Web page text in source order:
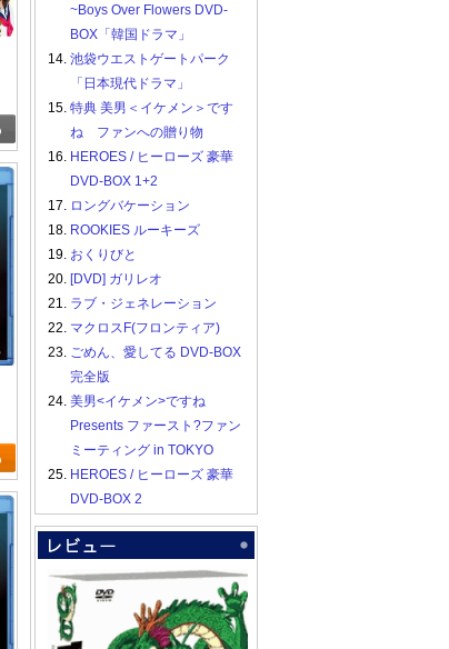
~Boys Over Flowers DVD-
BOX「韓国ドラマ」
14. 池袋ウエストゲートパーク
「日本現代ドラマ」
15. 特典 美男＜イケメン＞です
ね ファンへの贈り物
16. HEROES / ヒーローズ 豪華
DVD-BOX 1+2
17. ロングバケーション
18. ROOKIES ルーキーズ
19. おくりびと
20. [DVD] ガリレオ
21. ラブ・ジェネレーション
22. マクロスF(フロンティア)
23. ごめん、愛してる DVD-BOX
完全版
24. 美男<イケメン>ですね
Presents ファースト?ファン
ミーティング in TOKYO
25. HEROES / ヒーローズ 豪華
DVD-BOX 2